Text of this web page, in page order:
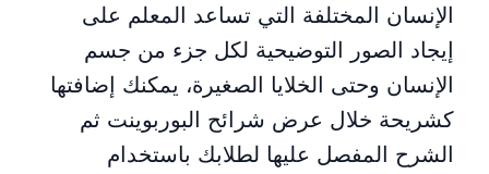
الإنسان المختلفة التي تساعد المعلم على
إيجاد الصور التوضيحية لكل جزء من جسم
الإنسان وحتى الخلايا الصغيرة، يمكنك إضافتها
كشريحة خلال عرض شرائح البوربوينت ثم
الشرح المفصل عليها لطلابك باستخدام